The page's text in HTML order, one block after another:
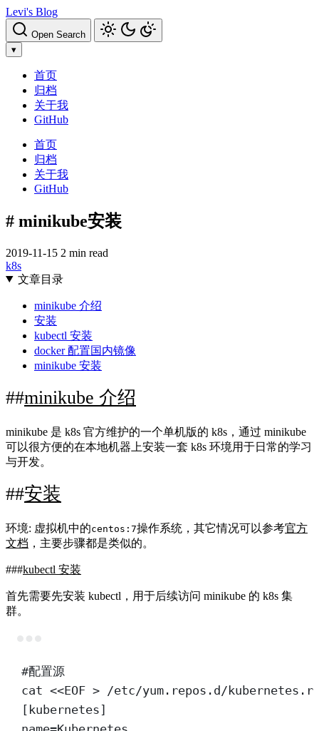
Levi's Blog
Open Search
▾
首页
归档
关于我
GitHub
首页
归档
关于我
GitHub
# minikube安装
2019-11-15 2 min read
k8s
文章目录
minikube 介绍
安装
kubectl 安装
docker 配置国内镜像
minikube 安装
minikube 介绍
minikube 是 k8s 官方维护的一个单机版的 k8s，通过 minikube
可以很方便的在本地机器上安装一套 k8s 环境用于日常的学习
与开发。
安装
环境: 虚拟机中的centos:7操作系统，其它情况可以参考官方
文档 ，主要步骤都是类似的。
kubectl 安装
首先需要先安装 kubectl，用于后续访问 minikube 的 k8s 集
群。
#配置源
cat <<EOF >
/etc/yum.repos.d/
[kubernetes]